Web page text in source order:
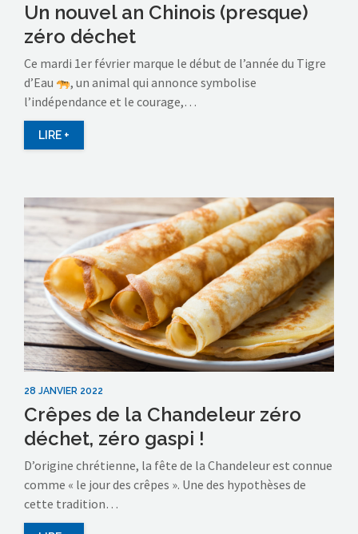
Un nouvel an Chinois (presque)
zéro déchet
Ce mardi 1er février marque le début de l’année du Tigre
d’Eau
, un animal qui annonce symbolise
l’indépendance et le courage,…
LIRE +
28 JANVIER 2022
Crêpes de la Chandeleur zéro
déchet, zéro gaspi !
D’origine chrétienne, la fête de la Chandeleur est connue
comme « le jour des crêpes ». Une des hypothèses de
cette tradition…